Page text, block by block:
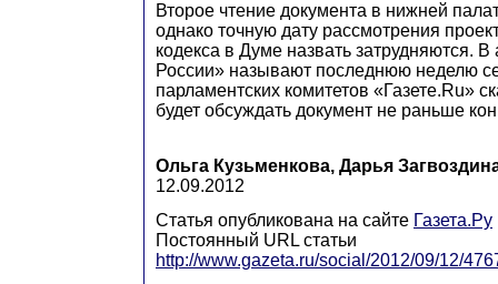
Второе чтение документа в нижней
однако точную дату рассмотрения
кодекса в Думе назвать затрудняются.
России» называют последнюю неделю
парламентских комитетов «Газете.Ru»
будет обсуждать документ не раньше
Ольга Кузьменкова, Дарья
12.09.2012
Статья опубликована на сайте Газета.Ру
Постоянный URL статьи
http://www.gazeta.ru/social/2012/09/12/